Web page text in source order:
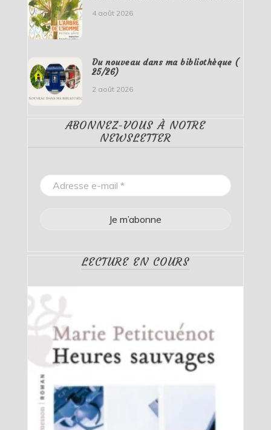
4 août 2026
Du nouveau dans ma bibliothèque (
25/26)
2 août 2026
ABONNEZ-VOUS À NOTRE
NEWSLETTER
LECTURE EN COURS